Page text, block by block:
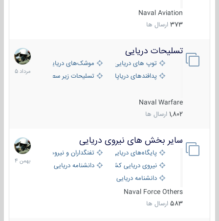
Naval Aviation
373 ارسال ها
تسلیحات دریایی
توپ های دریایی
موشک‌های دریایی
پدافندهای دریاپایه
تسلیحات زیر سطحی
Naval Warfare
1,802 ارسال ها
2
مرداد
1405
سایر بخش های نیروی دریایی
پایگاه‌های دریایی
تفنگداران و نیروهای ویژه‌ی دریایی
نیروی دریایی کشورهای مختلفدانشنامه دریایی
دانشنامه دریایی کپی
Naval Force Others
583 ارسال ها
22
بهمن
1404